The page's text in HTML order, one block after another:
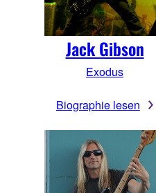
Jack Gibson
Exodus
Biographie lesen